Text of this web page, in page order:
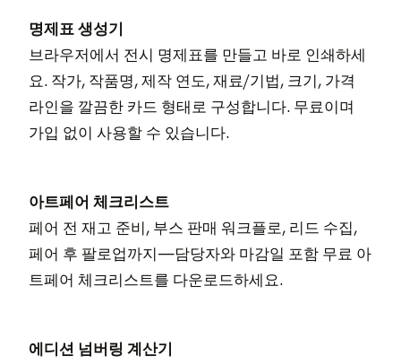
명제표 생성기
브라우저에서 전시 명제표를 만들고 바로 인쇄하세
요. 작가, 작품명, 제작 연도, 재료/기법, 크기, 가격
라인을 깔끔한 카드 형태로 구성합니다. 무료이며
가입 없이 사용할 수 있습니다.
아트페어 체크리스트
페어 전 재고 준비, 부스 판매 워크플로, 리드 수집,
페어 후 팔로업까지—담당자와 마감일 포함 무료 아
트페어 체크리스트를 다운로드하세요.
에디션 넘버링 계산기